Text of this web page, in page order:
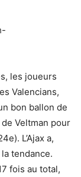
les joueurs
Valencians,
bon ballon de
Veltman pour
L’Ajax a,
tendance.
fois au total,